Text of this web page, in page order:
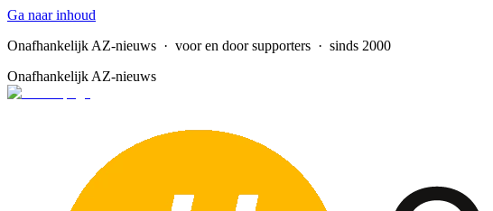
Ga naar inhoud
Onafhankelijk AZ-nieuws · voor en door supporters · sinds 2000
Onafhankelijk AZ-nieuws